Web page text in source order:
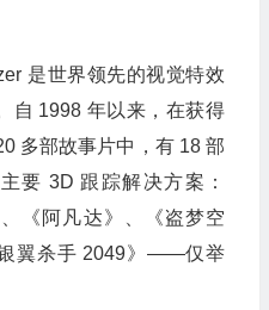
是世界领先的视觉特效
自 1998 年以来，在获得
多部故事片中，有 18 部
要 3D 跟踪解决方案：
《阿凡达》、《盗梦空
翼杀手 2049》——仅举